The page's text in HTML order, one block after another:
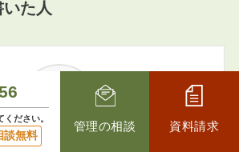
た人
ださい。
談無料
管理の相談 資料請求